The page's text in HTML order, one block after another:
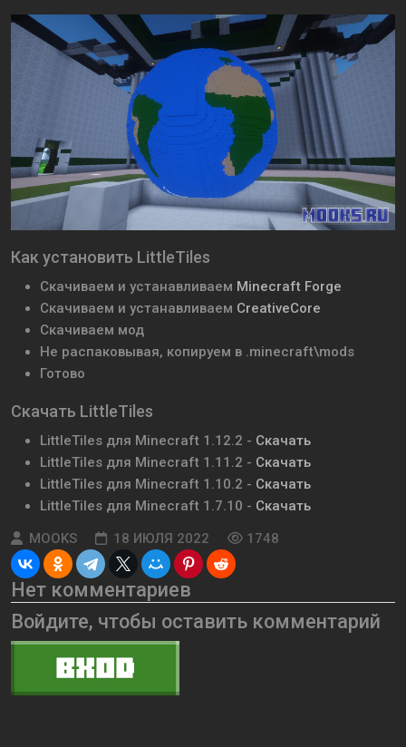
Как установить LittleTiles
Скачиваем и устанавливаем Minecraft Forge
Скачиваем и устанавливаем CreativeCore
Скачиваем мод
Не распаковывая, копируем в .minecraft\mods
Готово
Скачать LittleTiles
LittleTiles для Minecraft 1.12.2 - Скачать
LittleTiles для Minecraft 1.11.2 - Скачать
LittleTiles для Minecraft 1.10.2 - Скачать
LittleTiles для Minecraft 1.7.10 - Скачать
MOOKS
18 ИЮЛЯ 2022 1748
Нет комментариев
Войдите, чтобы оставить комментарий